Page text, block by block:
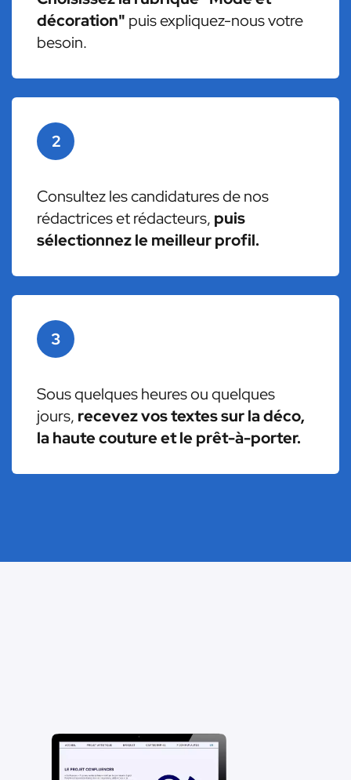
décoration" puis expliquez-nous votre
besoin.
2
Consultez les candidatures de nos
rédactrices et rédacteurs, puis
sélectionnez le meilleur profil.
3
Sous quelques heures ou quelques
jours, recevez vos textes sur la déco,
la haute couture et le prêt-à-porter.